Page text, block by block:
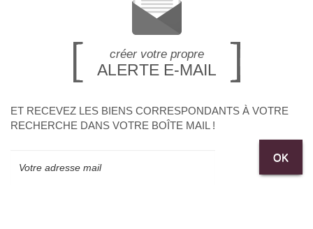
créer votre propre
ALERTE E-MAIL
ET RECEVEZ LES BIENS CORRESPONDANTS À VOTRE
RECHERCHE DANS VOTRE BOÎTE MAIL !
OK